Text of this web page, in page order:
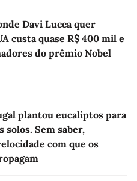
Davi Lucca quer
custa quase R$ 400 mil e
do prêmio Nobel
plantou eucaliptos para
solos. Sem saber,
com que os